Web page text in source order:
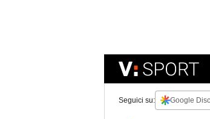
Seguici su: Google